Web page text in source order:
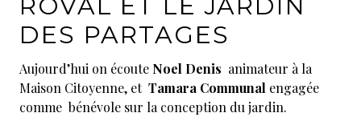
ROVAL ET LE JARDIN
DES PARTAGES
Aujourd’hui on écoute Noel Denis animateur à la
Maison Citoyenne, et Tamara Communal engagée
comme bénévole sur la conception du jardin.